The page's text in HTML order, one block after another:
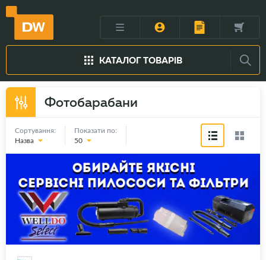
КАТАЛОГ ТОВАРІВ
Фотобарабани
Сортування:
Назва
Показати по:
50